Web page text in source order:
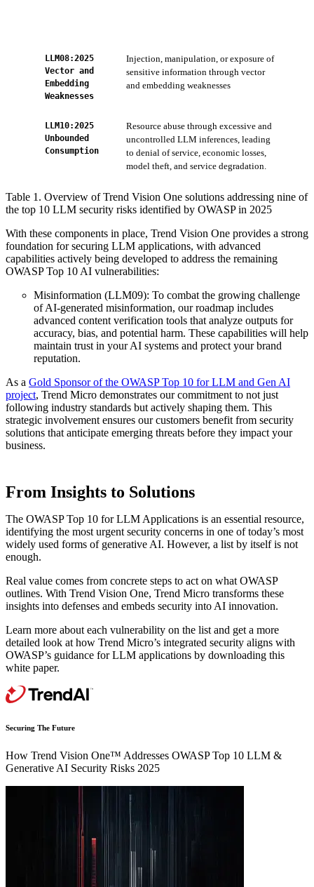
LLM08:2025
Vector and
Embedding
Weaknesses
Injection, manipulation, or exposure of
sensitive information through vector
and embedding weaknesses
LLM10:2025
Unbounded
Consumption
Resource abuse through excessive and
uncontrolled LLM inferences, leading
to denial of service, economic losses,
model theft, and service degradation.
Table 1. Overview of Trend Vision One solutions addressing nine of
the top 10 LLM security risks identified by OWASP in 2025
With these components in place, Trend Vision One provides a strong
foundation for securing LLM applications, with advanced
capabilities actively being developed to address the remaining
OWASP Top 10 AI vulnerabilities:
Misinformation (LLM09): To combat the growing challenge
of AI-generated misinformation, our roadmap includes
advanced content verification tools that analyze outputs for
accuracy, bias, and potential harm. These capabilities will help
maintain trust in your AI systems and protect your brand
reputation.
As a Gold Sponsor of the OWASP Top 10 for LLM and Gen AI
project, Trend Micro demonstrates our commitment to not just
following industry standards but actively shaping them. This
strategic involvement ensures our customers benefit from security
solutions that anticipate emerging threats before they impact your
business.
From Insights to Solutions
The OWASP Top 10 for LLM Applications is an essential resource,
identifying the most urgent security concerns in one of today’s most
widely used forms of generative AI. However, a list by itself is not
enough.
Real value comes from concrete steps to act on what OWASP
outlines. With Trend Vision One, Trend Micro transforms these
insights into defenses and embeds security into AI innovation.
Learn more about each vulnerability on the list and get a more
detailed look at how Trend Micro’s integrated security aligns with
OWASP’s guidance for LLM applications by downloading this
white paper.
Securing The Future
How Trend Vision One™ Addresses OWASP Top 10 LLM &
Generative AI Security Risks 2025